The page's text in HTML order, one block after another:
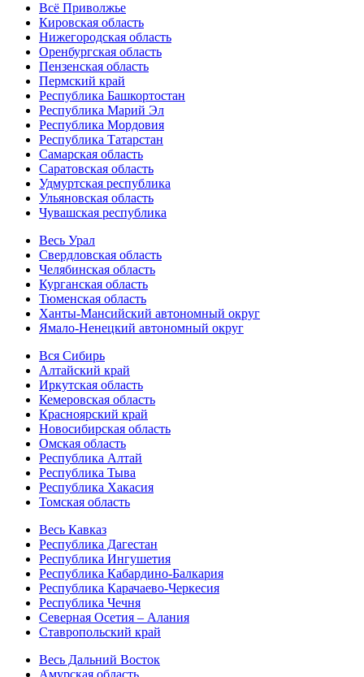
Всё Приволжье
Кировская область
Нижегородская область
Оренбургская область
Пензенская область
Пермский край
Республика Башкортостан
Республика Марий Эл
Республика Мордовия
Республика Татарстан
Самарская область
Саратовская область
Удмуртская республика
Ульяновская область
Чувашская республика
Весь Урал
Свердловская область
Челябинская область
Курганская область
Тюменская область
Ханты-Мансийский автономный округ
Ямало-Ненецкий автономный округ
Вся Сибирь
Алтайский край
Иркутская область
Кемеровская область
Красноярский край
Новосибирская область
Омская область
Республика Алтай
Республика Тыва
Республика Хакасия
Томская область
Весь Кавказ
Республика Дагестан
Республика Ингушетия
Республика Кабардино-Балкария
Республика Карачаево-Черкесия
Республика Чечня
Северная Осетия – Алания
Ставропольский край
Весь Дальний Восток
Амурская область